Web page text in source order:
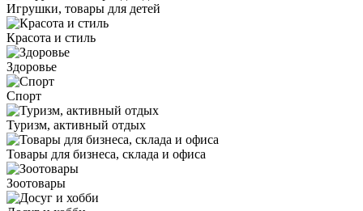
Игрушки, товары для детей
Красота и стиль
Здоровье
Спорт
Туризм, активный отдых
Товары для бизнеса, склада и офиса
Зоотовары